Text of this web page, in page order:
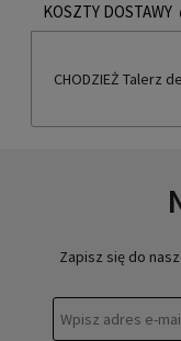
KOSZTY DOSTAWY
CENA NIE ZAWIERA
CHODZIEŻ Talerz
Zapisz się do